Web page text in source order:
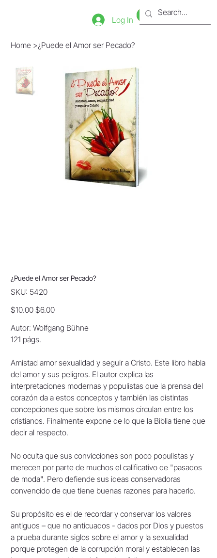
Bookstore
Tienda
Log In
Home >¿Puede el Amor ser Pecado?
¿Puede el Amor ser Pecado?
SKU: SKU
5420
5420
Original
price
$10.00 Sale
price
$6.00
Autor: Wolfgang Bühne
121 págs.
Amistad amor sexualidad y seguir a Cristo. Este libro habla
del amor y sus peligros. El autor explica las
interpretaciones modernas y populistas que la prensa del
corazón da a estos conceptos y también las distintas
concepciones que sobre los mismos circulan entre los
cristianos. Finalmente expone de lo que la Biblia tiene que
decir al respecto.
No oculta que sus convicciones son poco populistas y
merecen por parte de muchos el calificativo de "pasados
de moda". Pero defiende sus ideas conservadoras
convencido de que tiene buenas razones para hacerlo.
Su propósito es el de recordar y conservar los valores
antiguos – que no anticuados - dados por Dios y puestos
a prueba durante siglos sobre el amor y la sexualidad
porque protegen de la corrupción moral y establecen las